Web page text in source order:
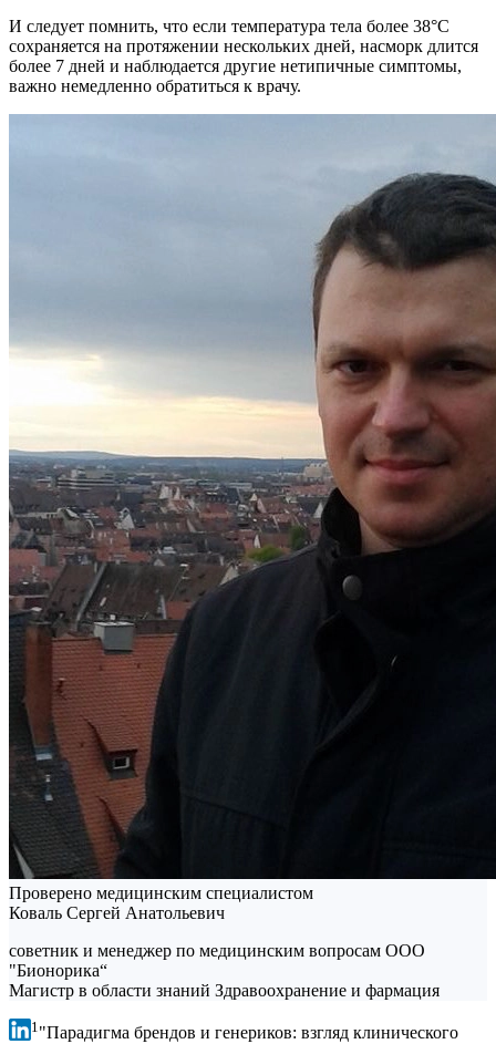
И следует помнить, что если температура тела более 38°C
сохраняется на протяжении нескольких дней, насморк длится
более 7 дней и наблюдается другие нетипичные симптомы,
важно немедленно обратиться к врачу.
Проверено медицинским специалистом
Коваль Сергей Анатольевич
советник и менеджер по медицинским вопросам ООО
"Бионорика“
Магистр в области знаний Здравоохранение и фармация
1"Парадигма брендов и генериков: взгляд клинического